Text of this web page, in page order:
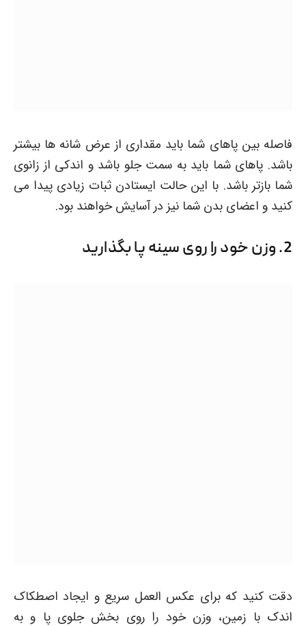
فاصله بین پاهای شما باید مقداری از عرض شانه ها بیشتر
باشد. پاهای شما باید به سمت جلو باشد و اندکی از زانوی
شما بازتر باشد. با این حالت ایستادن ثبات زیادی پیدا می
کنید و اعضای بدن شما نیز در آسایش خواهند بود.
2. وزن خود را روی سینه پا بگذارید
دقت کنید که برای عکس العمل سریع و ایجاد اصطکاک
اندک با زمین، وزن خود را روی بخش جلوی پا و به